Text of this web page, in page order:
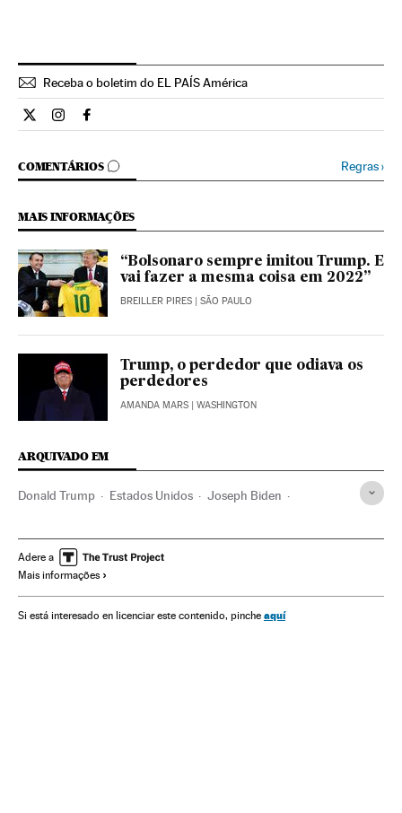
Receba o boletim do EL PAÍS América
Internacional El País Brasil en Twitter
Internacional El País Brasil en Instagram
Internacional El País Brasil en Facebook
COMENTÁRIOS
COMENTÁRIOS Regras›
MAIS INFORMAÇÕES
“Bolsonaro sempre imitou Trump. E
vai fazer a mesma coisa em 2022”
BREILLER PIRES | SÃO PAULO
Trump, o perdedor que odiava os
perdedores
AMANDA MARS | WASHINGTON
ARQUIVADO EM
Donald Trump Estados Unidos Joseph Biden
América Eleições EUA 2020
Palácio do Planalto
Washington D.C. Direitos humanos
Adere a
Mais informações
Si está interesado en licenciar este contenido, pinche aquí